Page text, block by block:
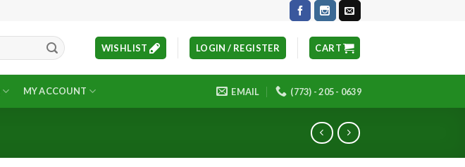
WISHLIST LOGIN / REGISTER CART
MY ACCOUNT EMAIL (773) - 205 - 0639